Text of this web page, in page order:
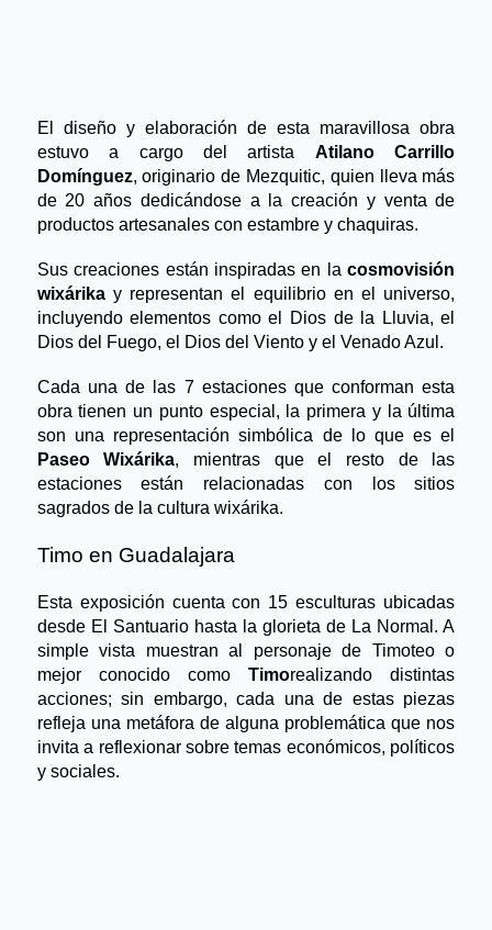
El diseño y elaboración de esta maravillosa obra
estuvo a cargo del artista Atilano Carrillo
Domínguez, originario de Mezquitic, quien lleva más
de 20 años dedicándose a la creación y venta de
productos artesanales con estambre y chaquiras.
Sus creaciones están inspiradas en la cosmovisión
wixárika y representan el equilibrio en el universo,
incluyendo elementos como el Dios de la Lluvia, el
Dios del Fuego, el Dios del Viento y el Venado Azul.
Cada una de las 7 estaciones que conforman esta
obra tienen un punto especial, la primera y la última
Paseo Wixárika, mientras que el resto de las
estaciones están relacionadas con los sitios
sagrados de la cultura wixárika.
Timo en Guadalajara
Esta exposición cuenta con 15 esculturas ubicadas
desde El Santuario hasta la glorieta de La Normal. A
simple vista muestran al personaje de Timoteo o
mejor conocido como Timorealizando distintas
acciones; sin embargo, cada una de estas piezas
refleja una metáfora de alguna problemática que nos
invita a reflexionar sobre temas económicos, políticos
y sociales.